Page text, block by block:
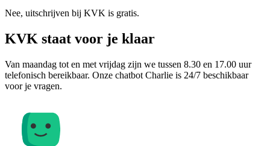
Nee, uitschrijven bij KVK is gratis.
KVK staat voor je klaar
Van maandag tot en met vrijdag zijn we tussen 8.30 en 17.00 uur
telefonisch bereikbaar. Onze chatbot Charlie is 24/7 beschikbaar
voor je vragen.